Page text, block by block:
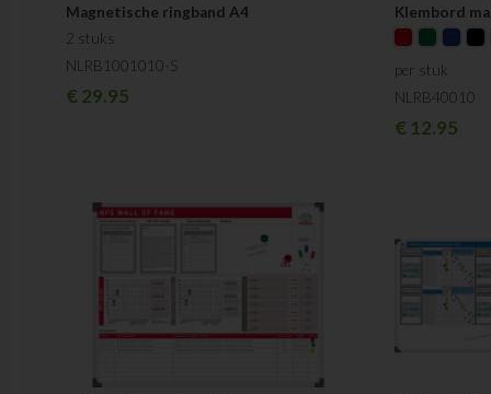
Magnetische ringband A4
2 stuks
NLRB1001010-S
€29.95
Klembord
per stuk
NLRB40010
€12.95